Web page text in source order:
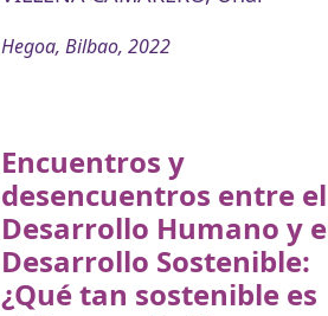
Hegoa, Bilbao, 2022
Encuentros y
desencuentros entre el
Desarrollo Humano y
Desarrollo Sostenible:
¿Qué tan sostenible es